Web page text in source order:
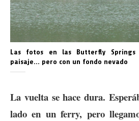
Las fotos en las Butterfly
paisaje… pero con un fondo nevado
La vuelta se hace dura.
lado en un ferry, pero